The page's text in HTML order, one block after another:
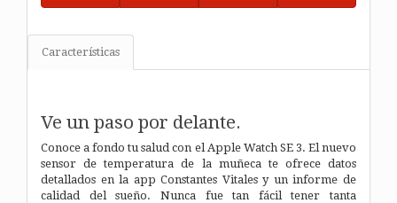
Características
Ve un paso por delante.
Conoce a fondo tu salud con el Apple Watch SE 3. El nuevo
sensor de temperatura de la muñeca te ofrece datos
detallados en la app Constantes Vitales y un informe de
calidad del sueño. Nunca fue tan fácil tener tanta